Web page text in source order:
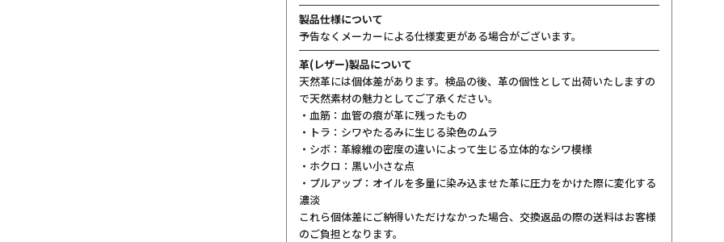
製品仕様について
予告なくメーカーによる仕様変更がある場合がございます。
革(レザー)製品について
天然革には個体差があります。検品の後、革の個性として出荷いたしますの
で天然素材の魅力としてご了承ください。
・血筋：血管の痕が革に残ったもの
・トラ：シワやたるみに生じる染色のムラ
・シボ：革線維の密度の違いによって生じる立体的なシワ模様
・ホクロ：黒い小さな点
・プルアップ：オイルを多量に染み込ませた革に圧力をかけた際に変化する
濃淡
これら個体差にご納得いただけなかった場合、交換返品の際の送料はお客様
のご負担となります。